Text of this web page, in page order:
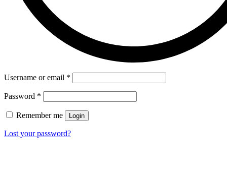
Username or email *
Password *
Remember me Login
Lost your password?